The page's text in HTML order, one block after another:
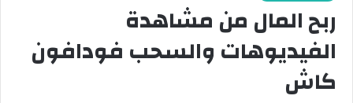
ربح المال من مشاهدة
الفيديوهات والسحب فودافون
كاش